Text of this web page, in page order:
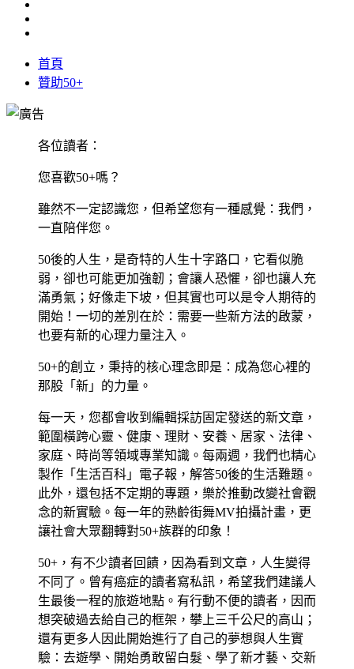
首頁
贊助50+
各位讀者：
您喜歡50+嗎？
雖然不一定認識您，但希望您有一種感覺：我們，
一直陪伴您。
50後的人生，是奇特的人生十字路口，它看似脆
弱，卻也可能更加強韌；會讓人恐懼，卻也讓人充
滿勇氣；好像走下坡，但其實也可以是令人期待的
開始！一切的差別在於：需要一些新方法的啟蒙，
也要有新的心理力量注入。
50+的創立，秉持的核心理念即是：成為您心裡的
那股「新」的力量。
每一天，您都會收到編輯採訪固定發送的新文章，
範圍橫跨心靈、健康、理財、安養、居家、法律、
家庭、時尚等領域專業知識。每兩週，我們也精心
製作「生活百科」電子報，解答50後的生活難題。
此外，還包括不定期的專題，樂於推動改變社會觀
念的新實驗。每一年的熟齡街舞MV拍攝計畫，更
讓社會大眾翻轉對50+族群的印象！
50+，有不少讀者回饋，因為看到文章，人生變得
不同了。曾有癌症的讀者寫私訊，希望我們建議人
生最後一程的旅遊地點。有行動不便的讀者，因而
想突破過去給自己的框架，攀上三千公尺的高山；
還有更多人因此開始進行了自己的夢想與人生實
驗：去遊學、開始勇敢留白髮、學了新才藝、交新